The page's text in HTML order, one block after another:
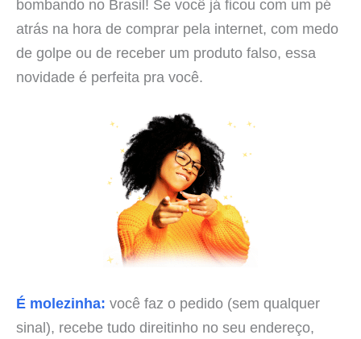
bombando no Brasil! Se você já ficou com um pé
atrás na hora de comprar pela internet, com medo
de golpe ou de receber um produto falso, essa
novidade é perfeita pra você.
É molezinha: você faz o pedido (sem qualquer
sinal), recebe tudo direitinho no seu endereço,